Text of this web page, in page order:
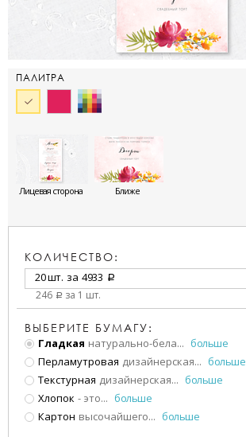
ПАЛИТРА
Лицевая сторона Ближе
КОЛИЧЕСТВО:
20 шт. за 4933 a
246 a за 1 шт.
ВЫБЕРИТЕ БУМАГУ:
Гладкая натурально-бела... больше
Перламутровая дизайнерская... больше
Текстурная дизайнерская... больше
Хлопок - это... больше
Картон высочайшего... больше